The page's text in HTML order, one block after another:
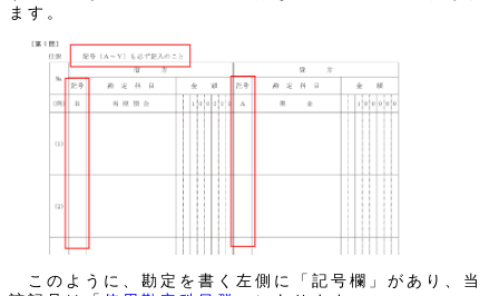
ます。
このように、勘定を書く左側に「記号欄」があり、当